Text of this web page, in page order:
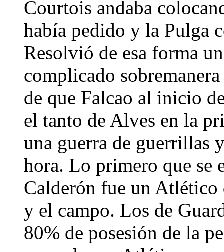
Courtois andaba
había pedido y la Pulga
Resolvió de esa forma
complicado
de que Falcao al inicio
el tanto de Alves en la
una guerra de guerrillas
hora. Lo primero que se
Calderón fue un Atlético
y el campo. Los de
80% de posesión de la